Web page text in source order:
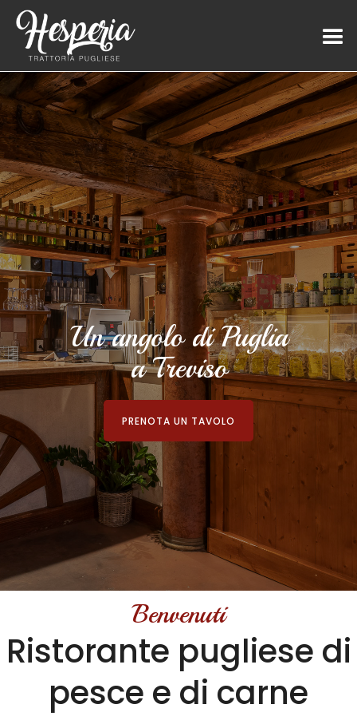
Un angolo di Puglia
a Treviso
PRENOTA UN TAVOLO
Benvenuti
Ristorante pugliese di
pesce e di carne